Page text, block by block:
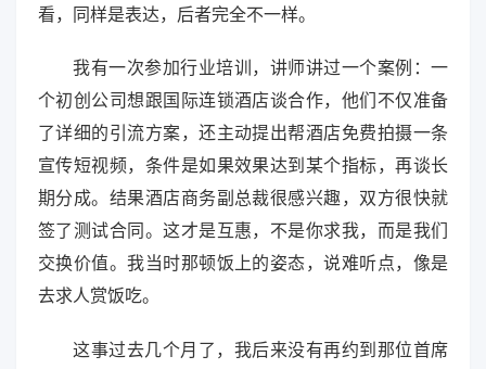
看，同样是表达，后者完全不一样。
我有一次参加行业培训，讲师讲过一个案例：一
个初创公司想跟国际连锁酒店谈合作，他们不仅准备
了详细的引流方案，还主动提出帮酒店免费拍摄一条
宣传短视频，条件是如果效果达到某个指标，再谈长
期分成。结果酒店商务副总裁很感兴趣，双方很快就
签了测试合同。这才是互惠，不是你求我，而是我们
交换价值。我当时那顿饭上的姿态，说难听点，像是
去求人赏饭吃。
这事过去几个月了，我后来没有再约到那位首席